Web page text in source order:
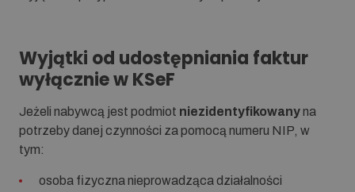
Wyjątki od udostępniania faktur
wyłącznie w KSeF
Jeżeli nabywcą jest podmiot niezidentyfikowanyna
potrzeby danej czynności za pomocą numeru NIP, w
tym:
osoba fizyczna nieprowadząca działalności